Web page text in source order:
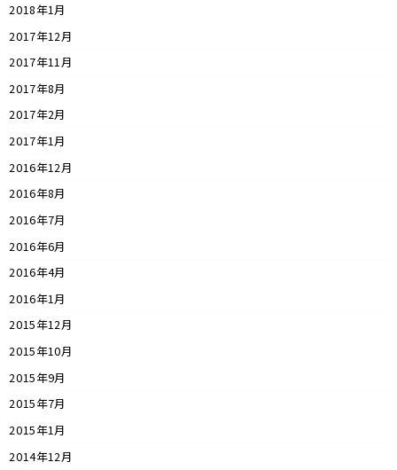
2018年1月
2017年12月
2017年11月
2017年8月
2017年2月
2017年1月
2016年12月
2016年8月
2016年7月
2016年6月
2016年4月
2016年1月
2015年12月
2015年10月
2015年9月
2015年7月
2015年1月
2014年12月